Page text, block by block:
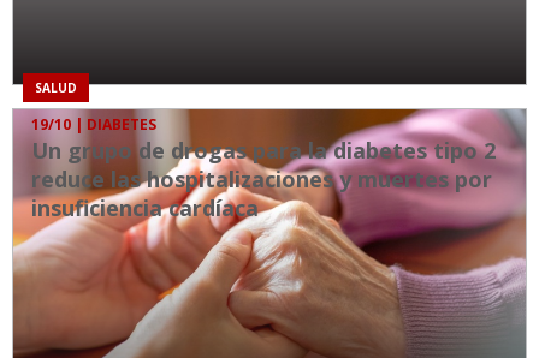
SALUD
19/10 | DIABETES
Un grupo de drogas para la diabetes tipo 2
reduce las hospitalizaciones y muertes por
insuficiencia cardíaca